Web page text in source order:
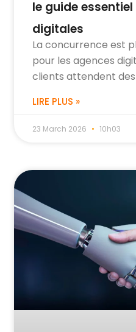
le guide
digitales
La concurrence est
pour les agences
clients attendent
LIRE PLUS »
23 March 2026 10h03